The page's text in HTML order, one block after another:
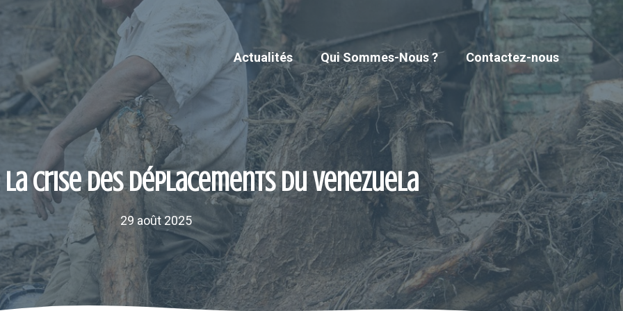
Actualités Qui Sommes-Nous ? Contactez-nous
la crise des déplacements du Venezuela
29 août 2025